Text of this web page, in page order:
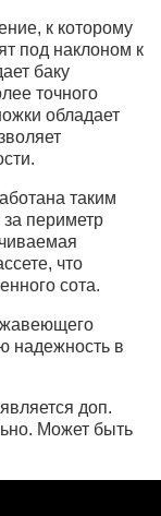
к которому
под наклоном к
баку
точного
обладает
таким
периметр
что
сота.
надежность в
доп.
Может быть